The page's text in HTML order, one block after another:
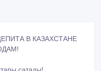
В КАЗАХСТАНЕ
сатады!